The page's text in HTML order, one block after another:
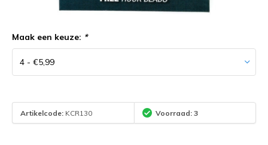
Maak een keuze: *
Artikelcode: KCR130 Voorraad: 3